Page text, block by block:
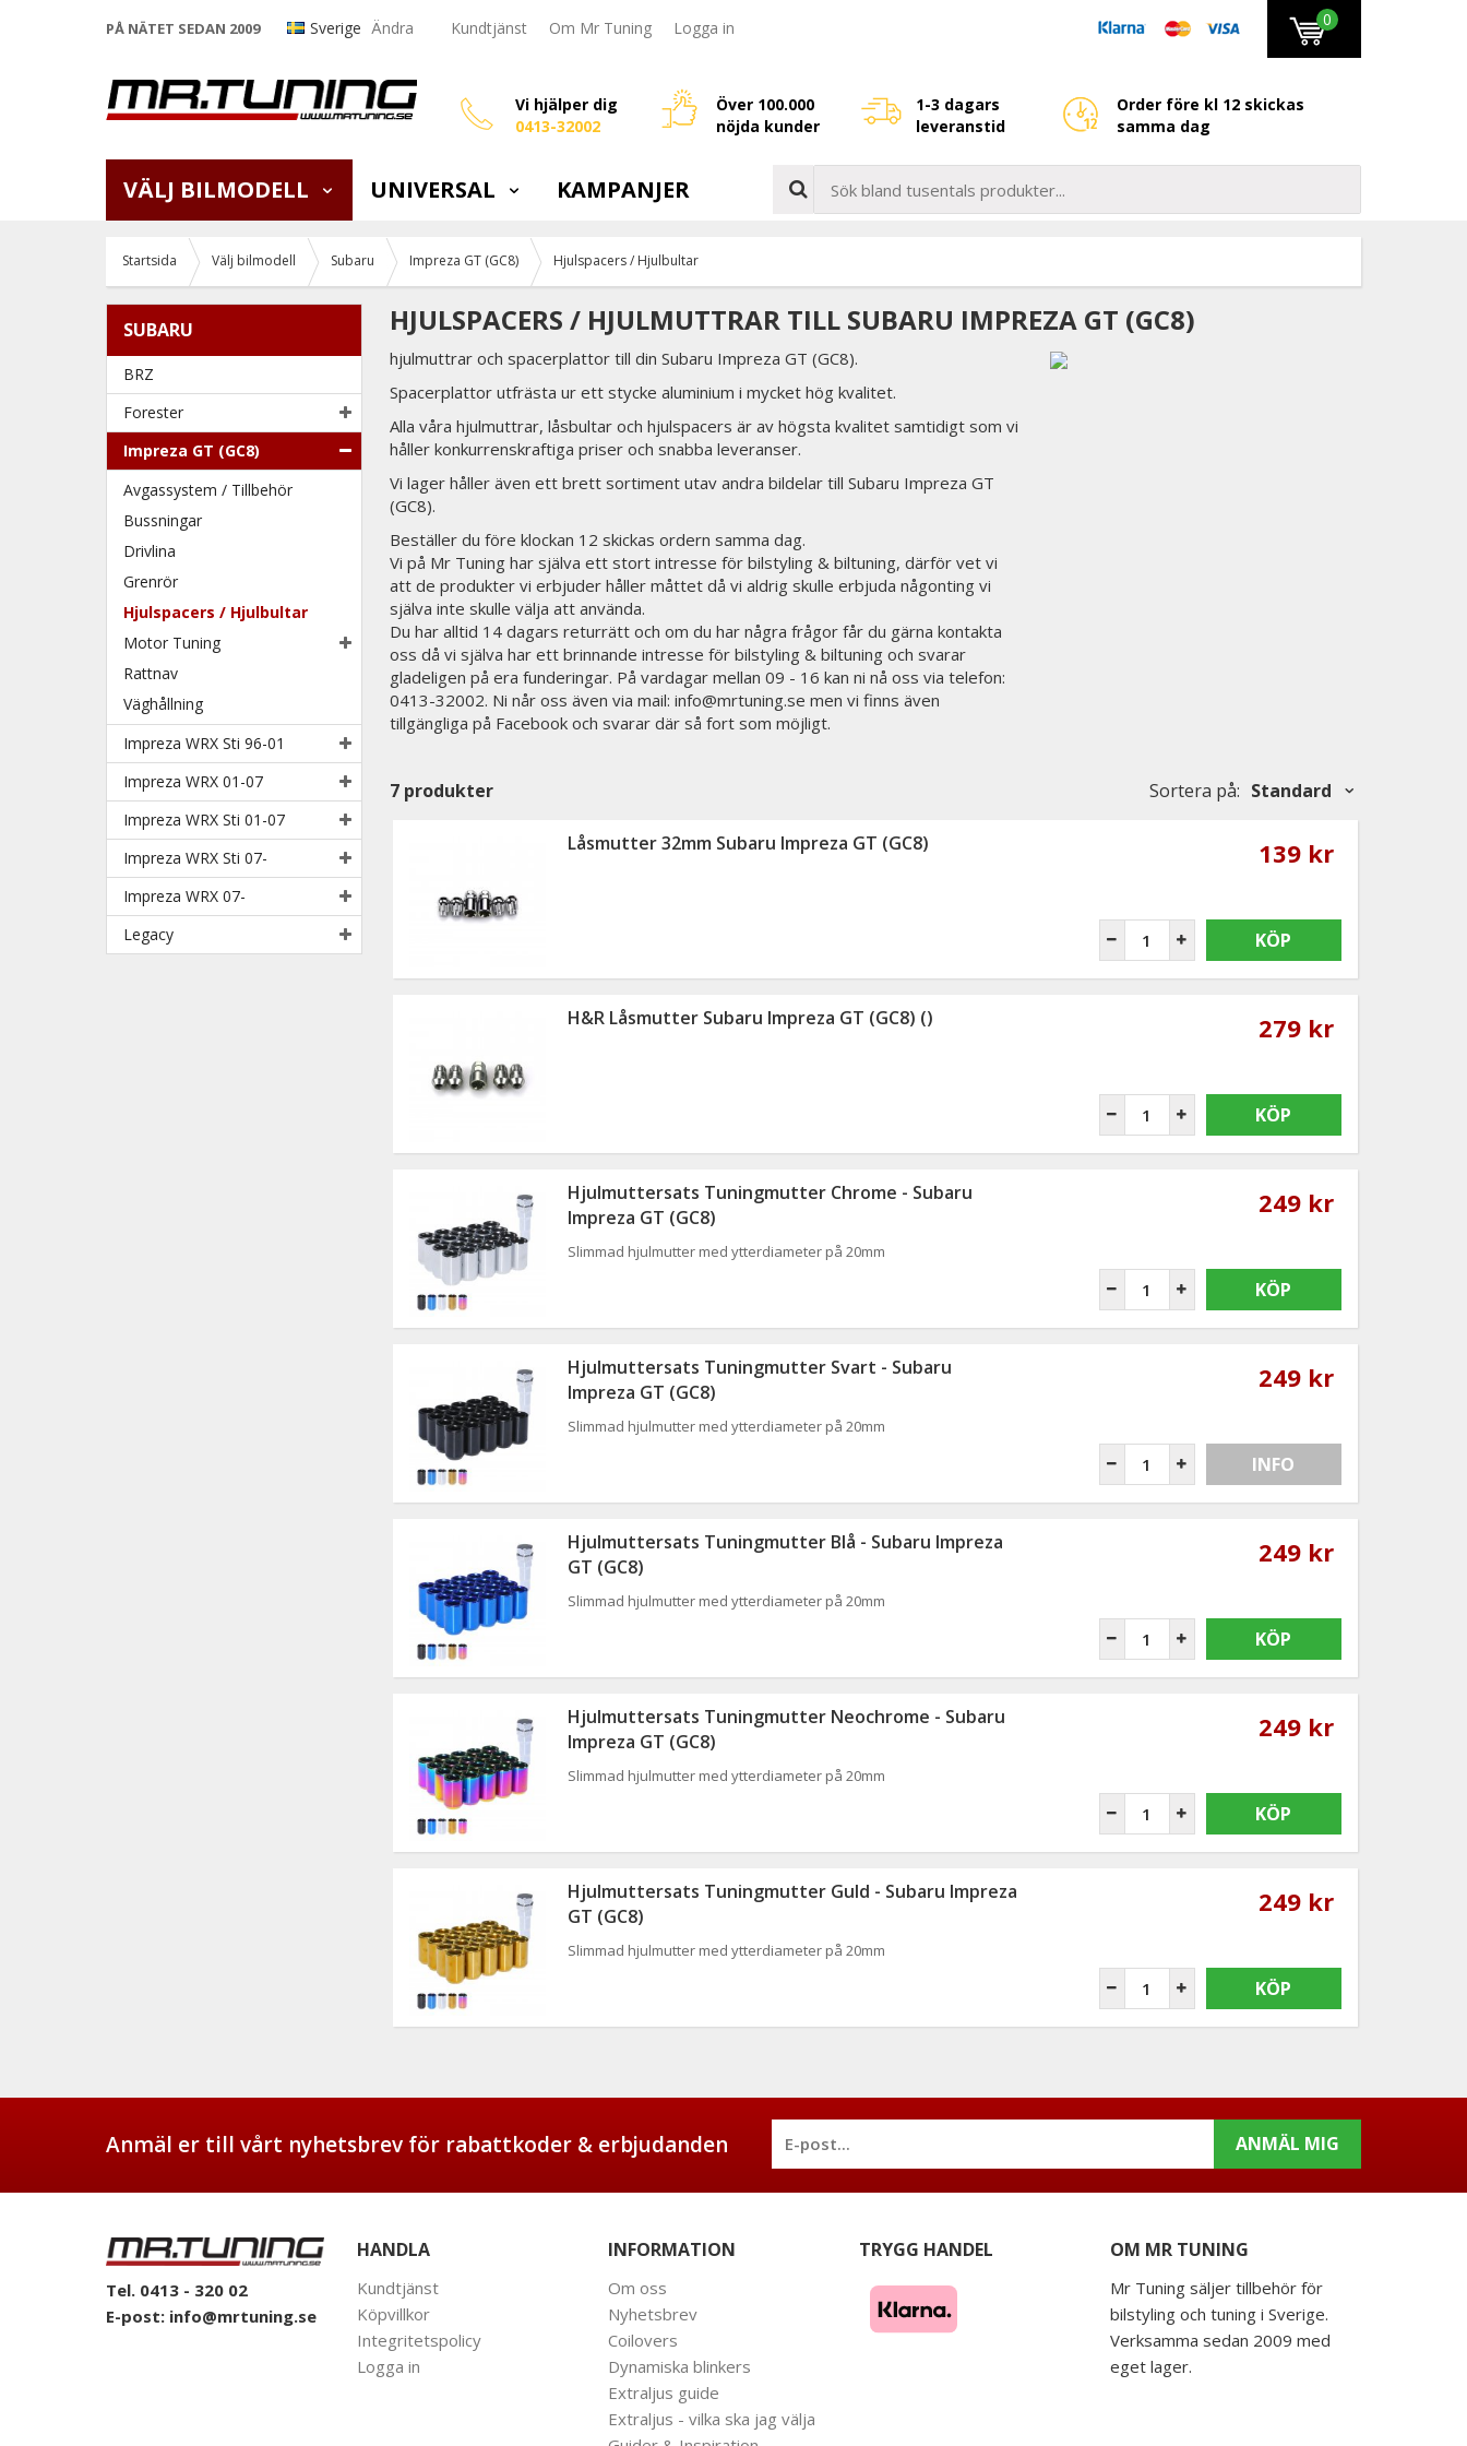
PÅ NÄTET SEDAN 2009 Sverige Ändra Kundtjänst Om Mr Tuning Logga in 0
Vi hjälper dig
0413-32002
Över 100.000
nöjda kunder
1-3 dagars
leveranstid
Order före kl 12 skickas
samma dag
VÄLJ BILMODELL UNIVERSAL KAMPANJER
Startsida Välj bilmodell Subaru Impreza GT (GC8) Hjulspacers / Hjulbultar
SUBARU
BRZ
Forester
Impreza GT (GC8)
Avgassystem / Tillbehör
Bussningar
Drivlina
Grenrör
Hjulspacers / Hjulbultar
Motor Tuning
Rattnav
Väghållning
Impreza WRX Sti 96-01
Impreza WRX 01-07
Impreza WRX Sti 01-07
Impreza WRX Sti 07-
Impreza WRX 07-
Legacy
HJULSPACERS / HJULMUTTRAR TILL SUBARU IMPREZA GT (GC8)
hjulmuttrar och spacerplattor till din Subaru Impreza GT (GC8).
Spacerplattor utfrästa ur ett stycke aluminium i mycket hög kvalitet.
Alla våra hjulmuttrar, låsbultar och hjulspacers är av högsta kvalitet samtidigt som vi
håller konkurrenskraftiga priser och snabba leveranser.
Vi lager håller även ett brett sortiment utav andra bildelar till Subaru Impreza GT
(GC8).
Beställer du före klockan 12 skickas ordern samma dag.
Vi på Mr Tuning har själva ett stort intresse för bilstyling & biltuning, därför vet vi
att de produkter vi erbjuder håller måttet då vi aldrig skulle erbjuda någonting vi
själva inte skulle välja att använda.
Du har alltid 14 dagars returrätt och om du har några frågor får du gärna kontakta
oss då vi själva har ett brinnande intresse för bilstyling & biltuning och svarar
gladeligen på era funderingar. På vardagar mellan 09 - 16 kan ni nå oss via telefon:
0413-32002. Ni når oss även via mail: info@mrtuning.se men vi finns även
tillgängliga på Facebook och svarar där så fort som möjligt.
7 produkter Sortera på: Standard
Låsmutter 32mm Subaru Impreza GT (GC8) 139 kr
KÖP
H&R Låsmutter Subaru Impreza GT (GC8) () 279 kr
KÖP
Hjulmuttersats Tuningmutter Chrome - Subaru
Impreza GT (GC8)
Slimmad hjulmutter med ytterdiameter på 20mm
249 kr
KÖP
Hjulmuttersats Tuningmutter Svart - Subaru
Impreza GT (GC8)
Slimmad hjulmutter med ytterdiameter på 20mm
249 kr
INFO
Hjulmuttersats Tuningmutter Blå - Subaru Impreza
GT (GC8)
Slimmad hjulmutter med ytterdiameter på 20mm
249 kr
KÖP
Hjulmuttersats Tuningmutter Neochrome - Subaru
Impreza GT (GC8)
Slimmad hjulmutter med ytterdiameter på 20mm
249 kr
KÖP
Hjulmuttersats Tuningmutter Guld - Subaru Impreza
GT (GC8)
Slimmad hjulmutter med ytterdiameter på 20mm
249 kr
KÖP
Anmäl er till vårt nyhetsbrev för rabattkoder & erbjudanden ANMÄL MIG
Tel. 0413 - 320 02
E-post: info@mrtuning.se
HANDLA
Kundtjänst
Köpvillkor
Integritetspolicy
Logga in
INFORMATION
Om oss
Nyhetsbrev
Coilovers
Dynamiska blinkers
Extraljus guide
Extraljus - vilka ska jag välja
TRYGG HANDEL OM MR TUNING
Mr Tuning säljer tillbehör för
bilstyling och tuning i Sverige.
Verksamma sedan 2009 med
eget lager.